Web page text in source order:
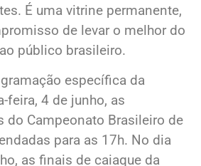
É uma vitrine permanente,
de levar o melhor do
público brasileiro.
específica da
feira, 4 de junho, as
do Campeonato Brasileiro de
para as 17h. No dia
as finais de caiaque da